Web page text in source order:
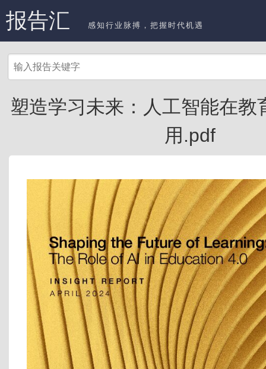
报告汇 感知行业脉搏，把握时代机遇
塑造学习未来：人工智能在教
用.pdf